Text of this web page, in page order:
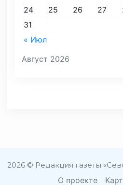
Август 2026
« Июл
24
25 26 27
31
2026 © Редакция газеты
О проекте